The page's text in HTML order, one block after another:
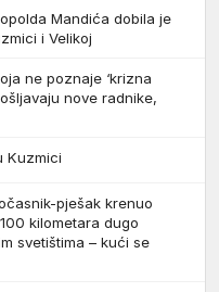
Mandića dobila je
i Velikoj
ne poznaje ‘krizna
nove radnike,
Kuzmici
pješak krenuo
kilometara dugo
svetištima – kući se